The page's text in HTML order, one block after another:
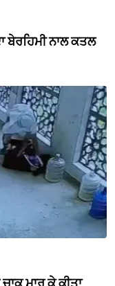
ਬੇਰਹਿਮੀ ਨਾਲ ਕਤਲ
ਮਾਰ ਕੇ ਕੀਤਾ